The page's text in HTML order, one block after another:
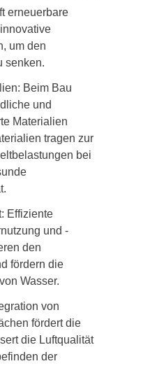
erneuerbare
um den
senken.
Beim Bau
und
Materialien
tragen zur
bei
Effiziente
und -
den
fördern die
Wasser.
von
fördert die
die Luftqualität
der